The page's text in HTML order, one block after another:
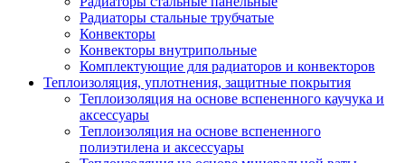
Радиаторы стальные трубчатые
Конвекторы
Конвекторы внутрипольные
Комплектующие для радиаторов и конвекторов
Теплоизоляция, уплотнения, защитные покрытия
Теплоизоляция на основе вспененного каучука и
аксессуары
Теплоизоляция на основе вспененного
полиэтилена и аксессуары